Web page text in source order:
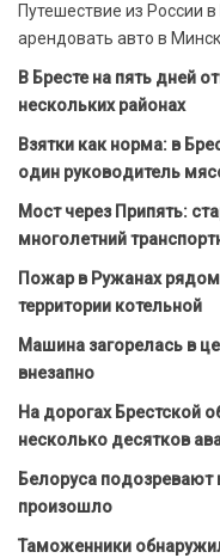
Путешествие из России
арендовать авто в
В Бресте на пять дней
нескольких районах
Взятки как норма: в
один руководитель
Мост через Припять:
многолетний
Пожар в Ружанах
территории котельной
Машина загорелась в
внезапно
На дорогах Брестской
несколько десятков
Белоруса подозревают
произошло
Таможенники